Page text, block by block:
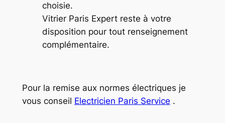
choisie.
Vitrier Paris Expert reste à votre
disposition pour tout renseignement
complémentaire.
Pour la remise aux normes électriques je
vous conseil Electricien Paris Service .